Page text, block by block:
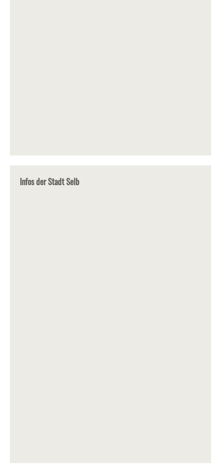
Infos der Stadt Selb